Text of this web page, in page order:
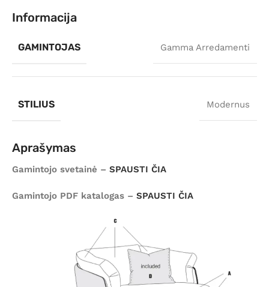
Informacija
GAMINTOJAS Gamma Arredamenti
STILIUS Modernus
Aprašymas
Gamintojo svetainė – SPAUSTI ČIA
Gamintojo PDF katalogas – SPAUSTI ČIA